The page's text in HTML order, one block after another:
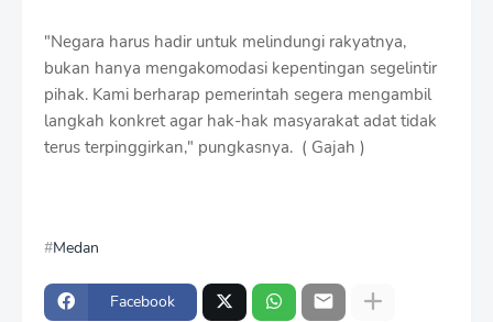
"Negara harus hadir untuk melindungi rakyatnya,
bukan hanya mengakomodasi kepentingan segelintir
pihak. Kami berharap pemerintah segera mengambil
langkah konkret agar hak-hak masyarakat adat tidak
terus terpinggirkan," pungkasnya. ( Gajah )
Medan
Facebook